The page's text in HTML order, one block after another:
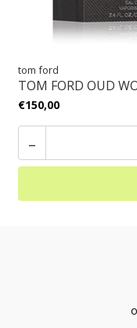
tom ford
TOM FORD OUD
€150,00
-